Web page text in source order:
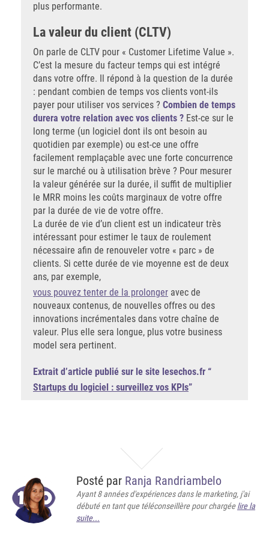
plus performante.
La valeur du client (CLTV)
On parle de CLTV pour « Customer Lifetime Value ».
C’est la mesure du facteur temps qui est intégré
dans votre offre. Il répond à la question de la durée
: pendant combien de temps vos clients vont-ils
payer pour utiliser vos services ? Combien de temps
durera votre relation avec vos clients ? Est-ce sur le
long terme (un logiciel dont ils ont besoin au
quotidien par exemple) ou est-ce une offre
facilement remplaçable avec une forte concurrence
sur le marché ou à utilisation brève ? Pour mesurer
la valeur générée sur la durée, il suffit de multiplier
le MRR moins les coûts marginaux de votre offre
par la durée de vie de votre offre.
La durée de vie d’un client est un indicateur très
intéressant pour estimer le taux de roulement
nécessaire afin de renouveler votre « parc » de
clients. Si cette durée de vie moyenne est de deux
ans, par exemple,
vous pouvez tenter de la prolonger avec de
nouveaux contenus, de nouvelles offres ou des
innovations incrémentales dans votre chaîne de
valeur. Plus elle sera longue, plus votre business
model sera pertinent.
Extrait d’article publié sur le site lesechos.fr “
Startups du logiciel : surveillez vos KPIs”
Posté par Ranja Randriambelo
Ayant 8 années d'expériences dans le marketing, j'ai
débuté en tant que téléconseillère pour chargéelire la
suite...